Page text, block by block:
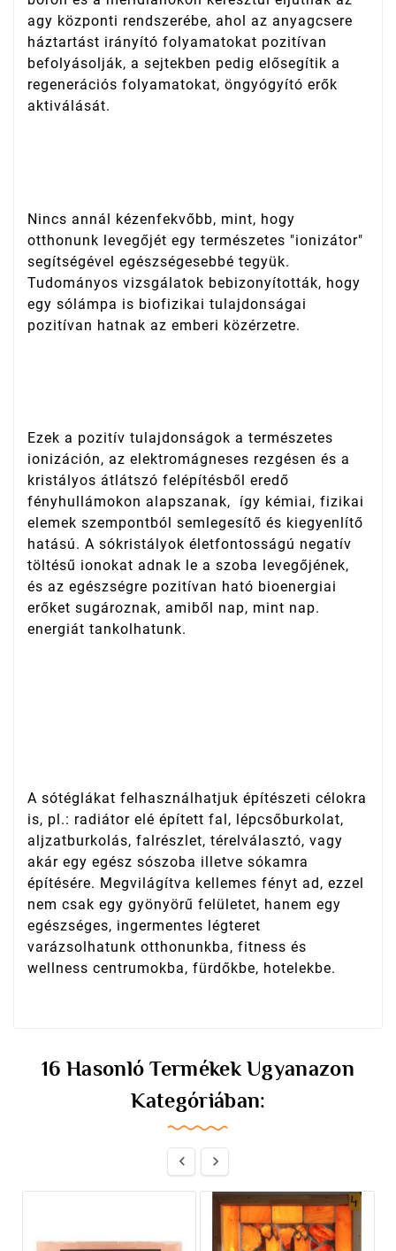
agy központi rendszerébe, ahol az anyagcsere
háztartást irányító folyamatokat pozitívan
befolyásolják, a sejtekben pedig elősegítik a
regenerációs folyamatokat, öngyógyító erők
aktiválását.
Nincs annál kézenfekvőbb, mint, hogy
otthonunk levegőjét egy természetes "ionizátor"
segítségével egészségesebbé tegyük.
Tudományos vizsgálatok bebizonyították, hogy
egy sólámpa is biofizikai tulajdonságai
pozitívan hatnak az emberi közérzetre.
Ezek a pozitív tulajdonságok a természetes
ionizáción, az elektromágneses rezgésen és a
kristályos átlátszó felépítésből eredő
fényhullámokon alapszanak, így kémiai, fizikai
elemek szempontból semlegesítő és kiegyenlítő
hatású. A sókristályok életfontosságú negatív
töltésű ionokat adnak le a szoba levegőjének,
és az egészségre pozitívan ható bioenergiai
erőket sugároznak, amiből nap, mint nap.
energiát tankolhatunk.
A sótéglákat felhasználhatjuk építészeti célokra
is, pl.: radiátor elé épített fal, lépcsőburkolat,
aljzatburkolás, falrészlet, térelválasztó, vagy
akár egy egész sószoba illetve sókamra
építésére. Megvilágítva kellemes fényt ad, ezzel
nem csak egy gyönyörű felületet, hanem egy
egészséges, ingermentes légteret
varázsolhatunk otthonunkba, fitness és
wellness centrumokba, fürdőkbe, hotelekbe.
16 Hasonló Termékek Ugyanazon
Kategóriában:
 